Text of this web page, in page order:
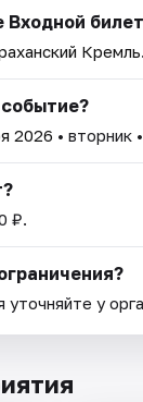
Кремль
2026 • вторник
₽.
уточняйте у